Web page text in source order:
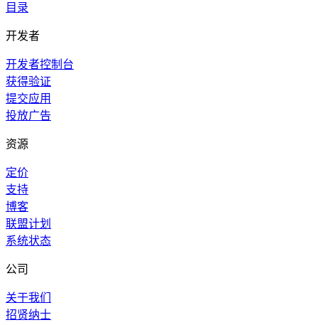
目录
开发者
开发者控制台
获得验证
提交应用
投放广告
资源
定价
支持
博客
联盟计划
系统状态
公司
关于我们
招贤纳士